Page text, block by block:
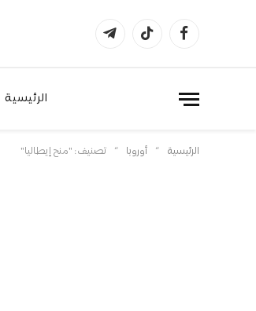
فيسبوكتيكتوكتيلقرام
الرئيسية
الرئيسية » أوروبا » تصنيف: "منح إيطاليا"